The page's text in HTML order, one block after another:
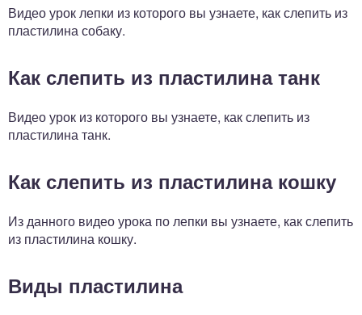
Видео урок лепки из которого вы узнаете, как слепить из
пластилина собаку.
Как слепить из пластилина танк
Видео урок из которого вы узнаете, как слепить из
пластилина танк.
Как слепить из пластилина кошку
Из данного видео урока по лепки вы узнаете, как слепить
из пластилина кошку.
Виды пластилина